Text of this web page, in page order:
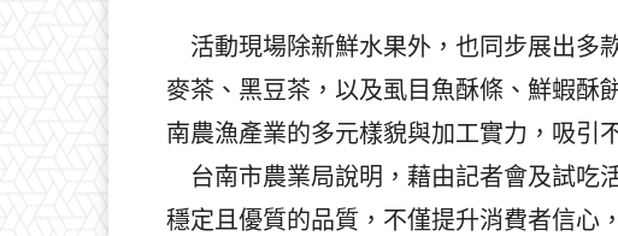
活動現場除新鮮水果外，也同步展出多
麥茶、黑豆茶，以及虱目魚酥條、鮮蝦酥
南農漁產業的多元樣貌與加工實力，吸引
台南市農業局說明，藉由記者會及試吃
穩定且優質的品質，不僅提升消費者信心